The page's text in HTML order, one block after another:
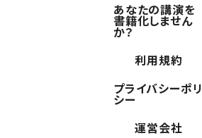
あなたの講演を
書籍化しません
か？
利用規約
プライバシーポリ
シー
運営会社